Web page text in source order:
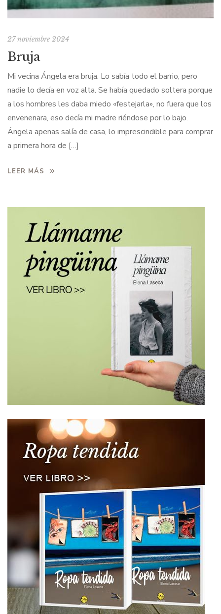
27 noviembre 2024
Bruja
Mi vecina Ángela era bruja. Lo sabía todo el barrio, pero
nadie lo decía en voz alta. Se había quedado soltera porque
a los hombres les daba miedo «festejarla», no fuera que los
envenenara, eso decía mi madre riéndose por lo bajo.
Ángela apenas salía de casa, lo imprescindible para comprar
a primera hora de […]
LEER MÁS